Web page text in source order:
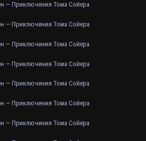
— Приключения Тома Сойера
— Приключения Тома Сойера
— Приключения Тома Сойера
— Приключения Тома Сойера
— Приключения Тома Сойера
— Приключения Тома Сойера
— Приключения Тома Сойера